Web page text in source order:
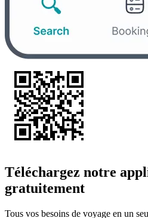
Téléchargez notre
gratuitement
Tous vos besoins de voyage en un